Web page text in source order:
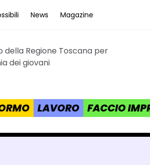
News Magazine
della Regione Toscana per
dei giovani
LAVORO FACCIO